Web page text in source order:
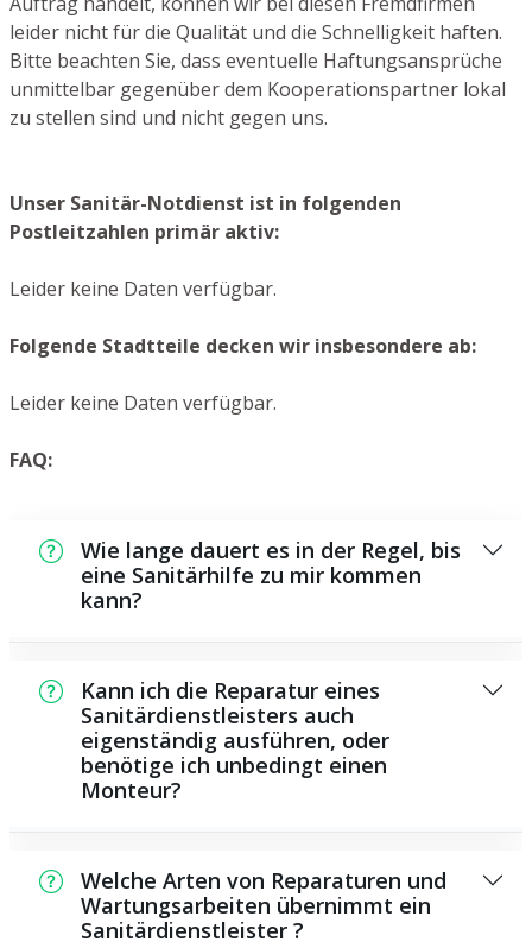
leider nicht für die Qualität und die Schnelligkeit haften.
Bitte beachten Sie, dass eventuelle Haftungsansprüche
unmittelbar gegenüber dem Kooperationspartner lokal
zu stellen sind und nicht gegen uns.
Unser Sanitär-Notdienst ist in folgenden
Postleitzahlen primär aktiv:
Leider keine Daten verfügbar.
Folgende Stadtteile decken wir insbesondere ab:
Leider keine Daten verfügbar.
FAQ:
Wie lange dauert es in der Regel, bis
eine Sanitärhilfe zu mir kommen
kann?
Zeitraum an der Schadensstelle sein. Das
hängt aber auch von der Auftragslage zu
diesem Zeitpunkt ab und von der
Verkehrssituation und der örtlichen
Gegebenheit.
Kann ich die Reparatur eines
Sanitärdienstleisters auch
eigenständig ausführen, oder
benötige ich unbedingt einen
Monteur?
Wartungsarbeiten, die Sie selbst ausführen
können, zum Beispiel die Anwendung von
Rohrreinigern aus dem Geschäft. Allerdings
Welche Arten von Reparaturen und
Wartungsarbeiten übernimmt ein
Sanitärdienstleister ?